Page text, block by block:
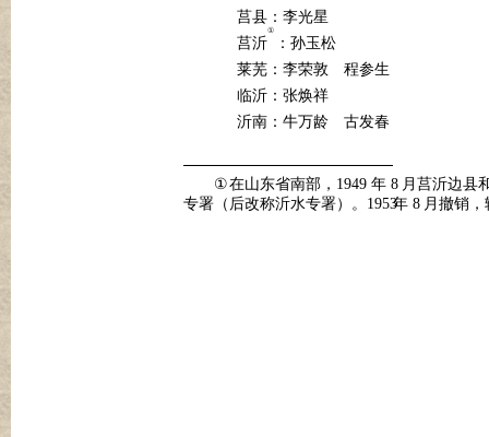
莒县：李光星
莒沂
①
：孙玉松
莱芜：李荣敦
程参生
临沂：张焕祥
沂南：牛万龄
古发春
①在山东省南部，1949 年 8 月莒沂边县
专署（后改称沂水专署）。1953年 8 月撤销